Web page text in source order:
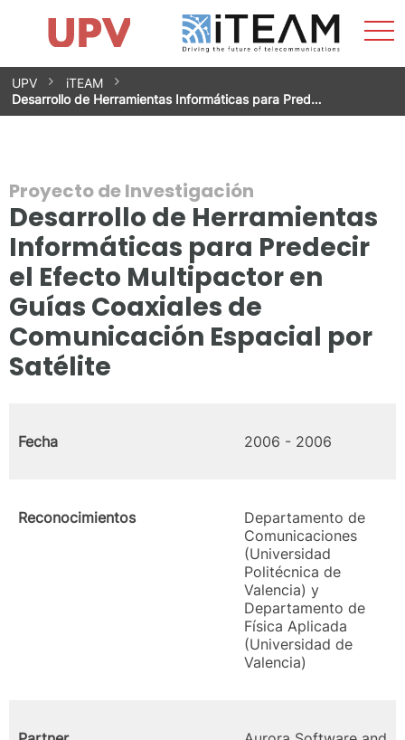
Saltar
contenido
Impacto
Grupos de investigación
Instalaciones
Spin-offs
Contacto
Prácticas
Noticias
Unidad de Igualdad
UPV
iTEAM
Desarrollo de Herramientas Informáticas para Pred…
Proyecto de Investigación
Desarrollo de Herramientas
Informáticas para Predecir
el Efecto Multipactor en
Guías Coaxiales de
Comunicación Espacial por
Satélite
Fecha 2006 - 2006
Reconocimientos
Departamento de
Comunicaciones
(Universidad
Politécnica de
Valencia) y
Departamento de
Física Aplicada
(Universidad de
Valencia)